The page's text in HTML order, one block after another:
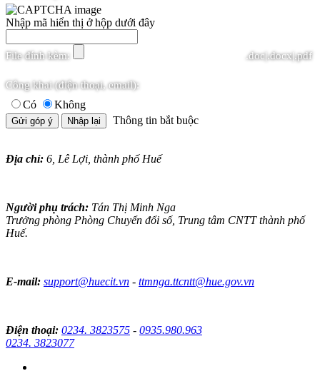
Nhập mã hiển thị ở hộp dưới đây
File đính kèm: .doc|.docx|.pdf
Công khai (điện thoại, email):
Có
Không
Thông tin bắt buộc
Địa chỉ: 6, Lê Lợi, thành phố Huế
Người phụ trách: Tán Thị Minh Nga
Trưởng phòng Phòng Chuyển đổi số, Trung tâm CNTT thành phố
Huế.
E-mail: support@huecit.vn - ttmnga.ttcntt@hue.gov.vn
Điện thoại: 0234. 3823575 - 0935.980.963
0234. 3823077